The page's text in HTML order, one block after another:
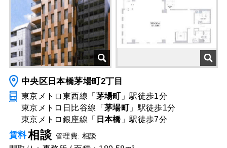
中央区日本橋茅場町2丁目
東京メトロ東西線「 茅場町 」駅徒歩1分
東京メトロ日比谷線「 茅場町 」駅徒歩1分
東京メトロ銀座線「
日本橋」駅徒歩7分
賃料相談 管理費: 相談